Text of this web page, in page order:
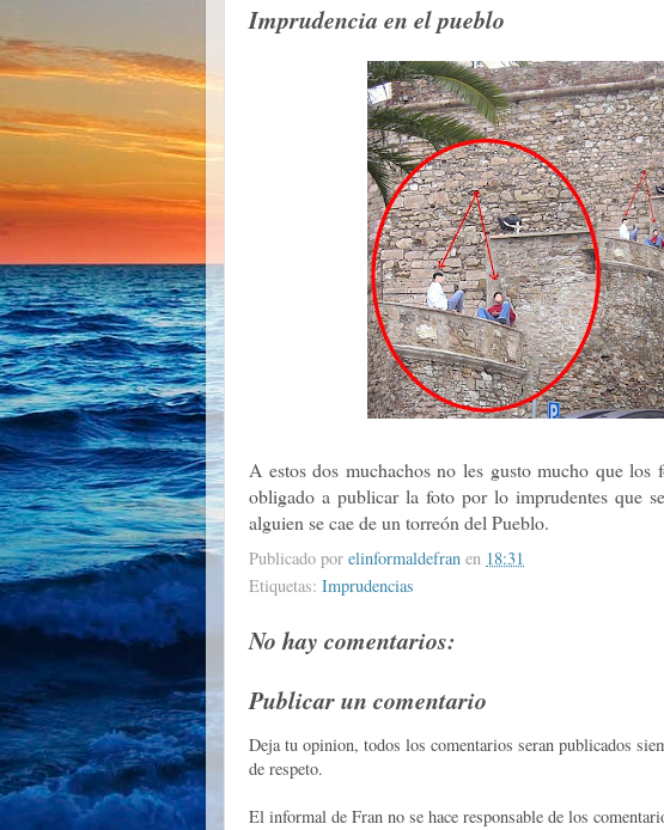
Imprudencia en el pueblo
A estos dos muchachos no les gusto mucho que los
obligado a publicar la foto por lo imprudentes que
alguien se cae de un torreón del Pueblo.
Publicado por elinformaldefran en 18:31
Etiquetas: Imprudencias
No hay comentarios:
Publicar un comentario
Deja tu opinion, todos los comentarios seran publicados
de respeto.
El informal de Fran no se hace responsable de los